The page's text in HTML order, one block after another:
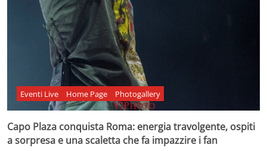
Eventi Live Home Page Photogallery
Capo Plaza conquista Roma: energia travolgente, ospiti
a sorpresa e una scaletta che fa impazzire i fan